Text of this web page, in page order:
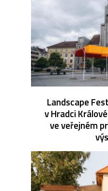
Landscape
v Hradci
ve veřejném